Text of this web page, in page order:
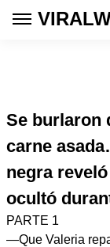
Se burlaron
carne
negra
ocultó
PARTE 1
—Que Valeria